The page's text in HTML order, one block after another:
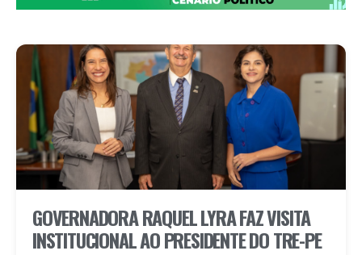
GOVERNADORA RAQUEL LYRA FAZ VISITA
INSTITUCIONAL AO PRESIDENTE DO TRE-PE